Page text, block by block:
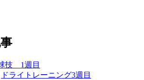
技 1週目
ドライトレーニング3週目